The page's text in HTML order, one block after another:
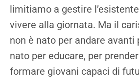
limitiamo a gestire
vivere alla giornata. Ma il
non è nato per andare avanti
nato per educare, per
formare giovani capaci di